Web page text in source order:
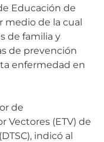
Educación de
medio de la cual
de familia y
de prevención
enfermedad en
de
Vectores (ETV) de
indicó al